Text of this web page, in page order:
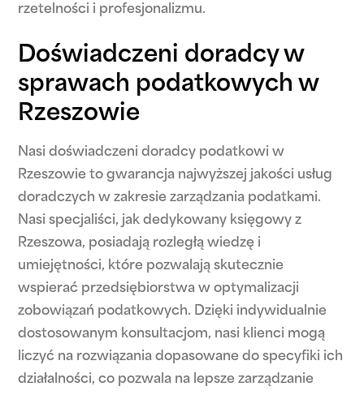
rzetelności i profesjonalizmu.
Doświadczeni doradcy w
sprawach podatkowych w
Rzeszowie
Nasi doświadczeni doradcy podatkowi w
Rzeszowie to gwarancja najwyższej jakości usług
doradczych w zakresie zarządzania podatkami.
Nasi specjaliści, jak dedykowany księgowy z
Rzeszowa, posiadają rozległą wiedzę i
umiejętności, które pozwalają skutecznie
wspierać przedsiębiorstwa w optymalizacji
zobowiązań podatkowych. Dzięki indywidualnie
dostosowanym konsultacjom, nasi klienci mogą
liczyć na rozwiązania dopasowane do specyfiki ich
działalności, co pozwala na lepsze zarządzanie